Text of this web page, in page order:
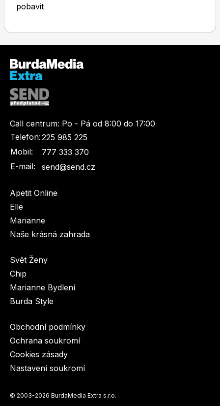
Toprecepty.cz
pobavit
Call centrum: Po - Pá od 8:00 do 17:00
Telefon:225 985 225
Mobil:
777 333 370
E-mail:
send@send.cz
Apetit Online
Elle
Marianne
Naše krásná zahrada
Svět Ženy
Chip
Marianne Bydlení
Burda Style
Obchodní podmínky
Ochrana soukromí
Cookies zásady
Nastavení soukromí
© 2003-2026 BurdaMedia Extra s.r.o.